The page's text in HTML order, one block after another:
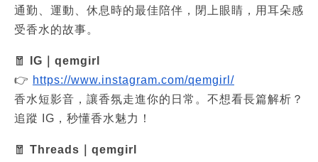
通勤、運動、休息時的最佳陪伴，閉上眼睛，用耳朵感
受香水的故事。
🧧
IG｜qemgirl
👉 https://www.instagram.com/qemgirl/
香水短影音，讓香氛走進你的日常。不想看長篇解析？
追蹤 IG，秒懂香水魅力！
🧧 Threads｜qemgirl